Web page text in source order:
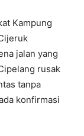
Kampung
jalan yang
rusak
tanpa
konfirmasi